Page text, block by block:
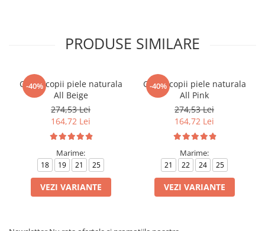
PRODUSE SIMILARE
-40%
Ghete copii piele naturala
All Beige
274,53 Lei
164,72 Lei
Marime:
18 19 21 25
VEZI VARIANTE
-40%
Ghete copii piele naturala
All Pink
274,53 Lei
164,72 Lei
Marime:
21 22 24 25
VEZI VARIANTE